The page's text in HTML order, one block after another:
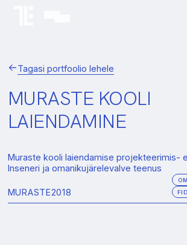
Tagasi portfoolio lehele
MURASTE KOOLI
LAIENDAMINE
Muraste kooli laiendamise projekteerimis-
Inseneri ja omanikujärelevalve teenus
MURASTE2018